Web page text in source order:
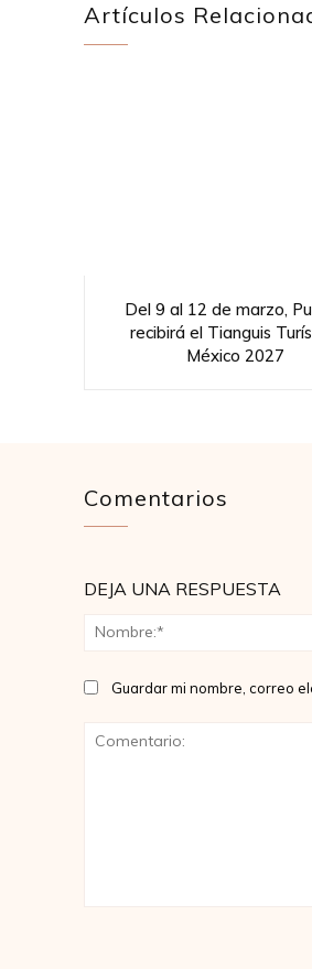
Artículos
Del 9 al 12 de marzo,
recibirá el Tianguis
México 2027
Comentarios
DEJA UNA RESPUESTA
Guardar mi nombre, correo